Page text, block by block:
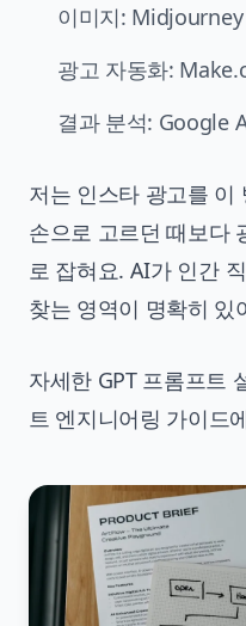
이미지: Midjourney
광고 자동화:
결과 분석: Google
저는 인스타 광고를 이
손으로 고르던 때보다
로 잡혀요. AI가 인간
찾는 영역이 명확히 있
자세한 GPT 프롬프트
트 엔지니어링 가이드